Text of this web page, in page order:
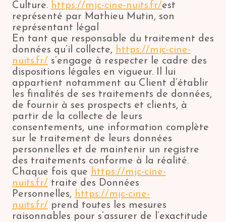
Culture. https://mjc-cine-nuits.fr/est
représenté par Mathieu Mutin, son
représentant légal
En tant que responsable du traitement des
données qu’il collecte, https://mjc-cine-
nuits.fr/ s’engage à respecter le cadre des
dispositions légales en vigueur. Il lui
appartient notamment au Client d’établir
les finalités de ses traitements de données,
de fournir à ses prospects et clients, à
partir de la collecte de leurs
consentements, une information complète
sur le traitement de leurs données
personnelles et de maintenir un registre
des traitements conforme à la réalité.
Chaque fois que https://mjc-cine-
nuits.fr/ traite des Données
Personnelles, https://mjc-cine-
nuits.fr/ prend toutes les mesures
raisonnables pour s’assurer de l’exactitude